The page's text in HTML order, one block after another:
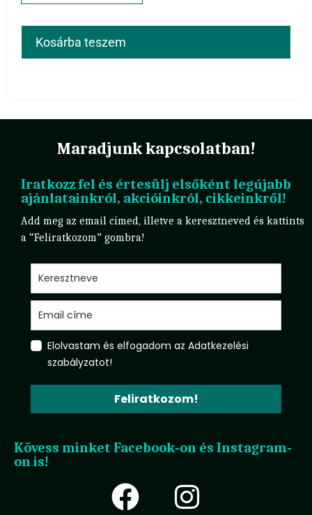
Kosárba teszem
Maradjunk kapcsolatban!
Iratkozz fel és értesülj elsőként legújabb
ajánlatainkról, akcióinkról, cikkeinkről!
Add meg az email címed, illetve a keresztneved és kattints
a “Feliratkozom” gombra!
Elolvastam és elfogadom az Adatkezelési
szabályzatot!
Feliratkozom!
Kövess minket Facebook-on és Instagram-
on is!